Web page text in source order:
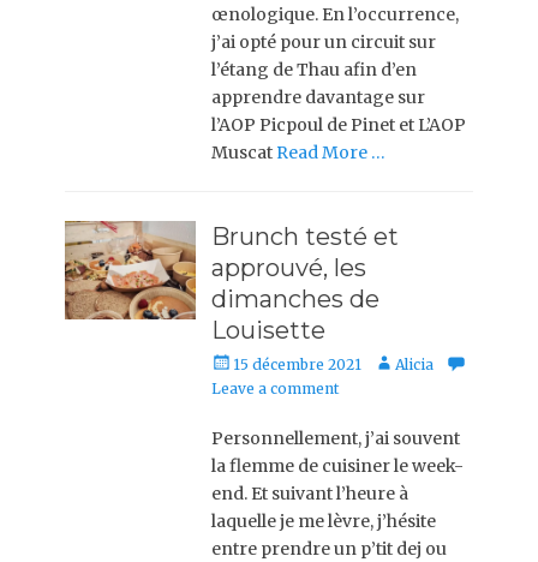
œnologique. En l’occurrence,
j’ai opté pour un circuit sur
l’étang de Thau afin d’en
apprendre davantage sur
l’AOP Picpoul de Pinet et L’AOP
Muscat Read More …
Brunch testé et
approuvé, les
dimanches de
Louisette
Posted
on
15 décembre 2021 Author
Alicia
Leave a comment
Personnellement, j’ai souvent
la flemme de cuisiner le week-
end. Et suivant l’heure à
laquelle je me lèvre, j’hésite
entre prendre un p’tit dej ou